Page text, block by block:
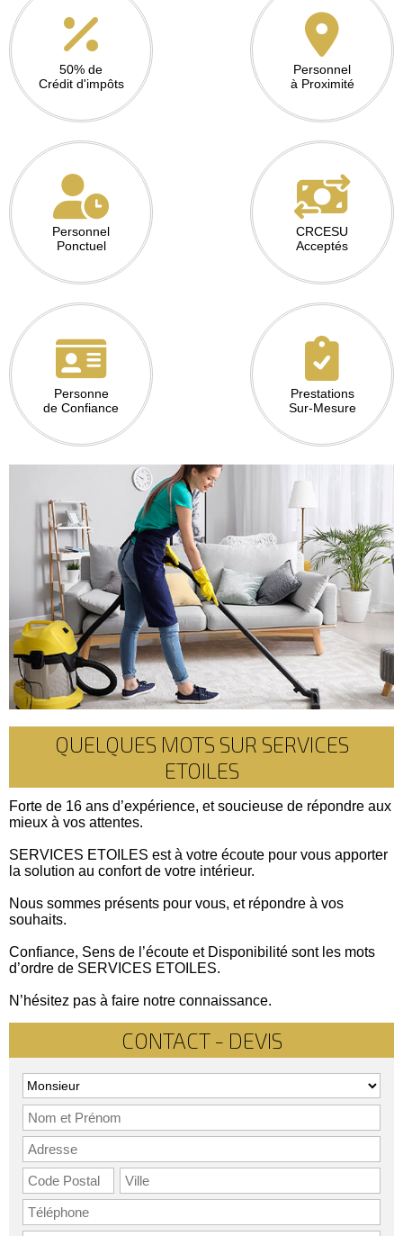
50% de
Crédit d'impôts
Personnel
à Proximité
Personnel
Ponctuel
CRCESU
Acceptés
Personne
de Confiance
Prestations
Sur-Mesure
QUELQUES MOTS SUR SERVICES
ETOILES
Forte de 16 ans d’expérience, et soucieuse de répondre aux
mieux à vos attentes.
SERVICES ETOILES est à votre écoute pour vous apporter
la solution au confort de votre intérieur.
Nous sommes présents pour vous, et répondre à vos
souhaits.
Confiance, Sens de l’écoute et Disponibilité sont les mots
d’ordre de SERVICES ETOILES.
N’hésitez pas à faire notre connaissance.
CONTACT - DEVIS